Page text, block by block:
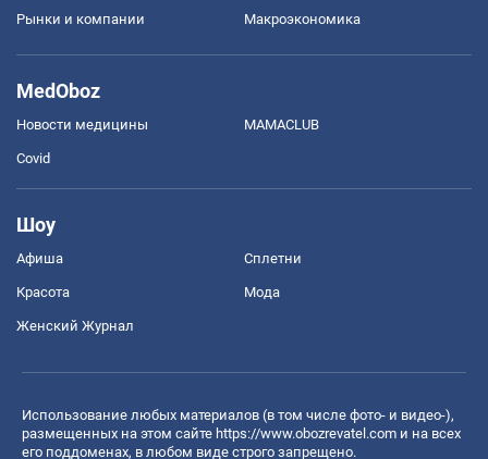
Рынки и компании Mакроэкономика
MedOboz
Новости медицины MAMACLUB
Covid
Шоу
Афиша Сплетни
Красота Мода
Женский Журнал
Использование любых материалов (в том числе фото- и видео-),
размещенных на этом сайте https://www.obozrevatel.com и на всех
его поддоменах, в любом виде строго запрещено.